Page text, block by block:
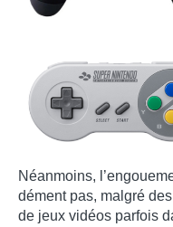
Néanmoins,
dément pas, malgré
de jeux vidéos parfois